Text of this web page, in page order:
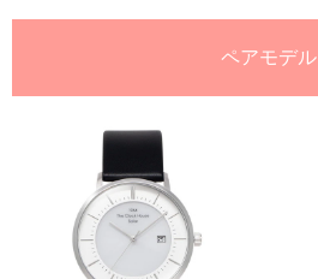
ペアモデル